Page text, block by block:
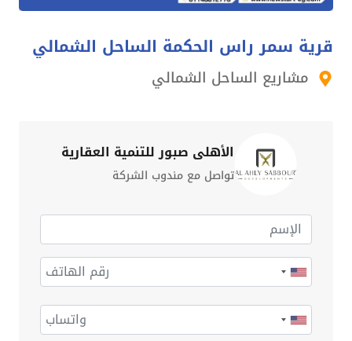
قرية سمر راس الحكمة الساحل الشمالي
مشاريع الساحل الشمالي
الأهلي صبور للتنمية العقارية
تواصل مع مندوب الشركة